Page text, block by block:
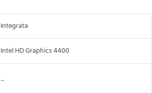
Integrata
Intel HD Graphics 4400
–